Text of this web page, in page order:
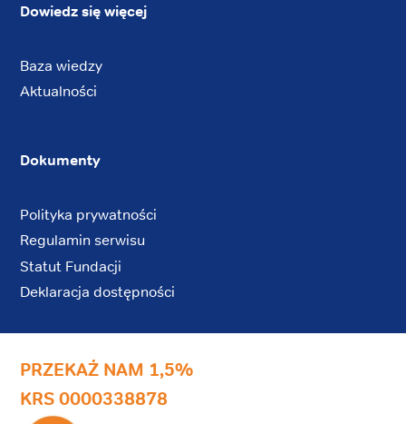
Dowiedz się więcej
Baza wiedzy
Aktualności
Dokumenty
Polityka prywatności
Regulamin serwisu
Statut Fundacji
Deklaracja dostępności
PRZEKAŻ NAM 1,5%
KRS 0000338878